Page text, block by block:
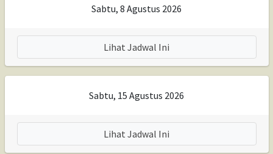
Sabtu, 8 Agustus 2026
Lihat Jadwal Ini
Sabtu, 15 Agustus 2026
Lihat Jadwal Ini